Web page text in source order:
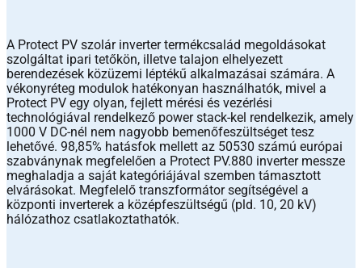
A Protect PV szolár inverter termékcsalád megoldásokat
szolgáltat ipari tetőkön, illetve talajon elhelyezett
berendezések közüzemi léptékű alkalmazásai számára. A
vékonyréteg modulok hatékonyan használhatók, mivel a
Protect PV egy olyan, fejlett mérési és vezérlési
technológiával rendelkező power stack-kel rendelkezik, amely
1000 V DC-nél nem nagyobb bemenőfeszültséget tesz
lehetővé. 98,85% hatásfok mellett az 50530 számú európai
szabványnak megfelelően a Protect PV.880 inverter messze
meghaladja a saját kategóriájával szemben támasztott
elvárásokat. Megfelelő transzformátor segítségével a
központi inverterek a középfeszültségű (pld. 10, 20 kV)
hálózathoz csatlakoztathatók.